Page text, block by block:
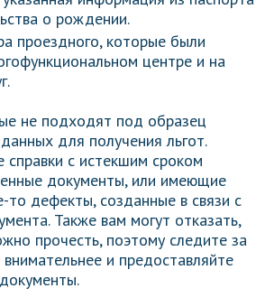
о рождении.
проездного, которые были
центре и на
не подходят под образец
для получения льгот.
справки с истекшим сроком
документы, или имеющие
то дефекты, созданные в связи с
Также вам могут отказать,
прочесть, поэтому следите за
и предоставляйте